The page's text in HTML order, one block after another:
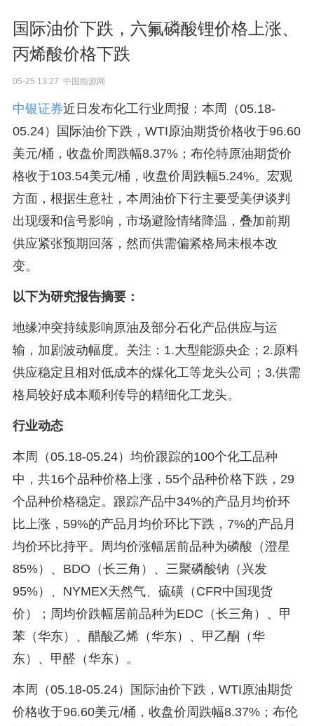
国际油价下跌，六氟磷酸锂价格上涨、
丙烯酸价格下跌
05-25 13:27 中国能源网
中银证券近日发布化工行业周报：本周（05.18-
05.24）国际油价下跌，WTI原油期货价格收于96.60
美元/桶，收盘价周跌幅8.37%；布伦特原油期货价
格收于103.54美元/桶，收盘价周跌幅5.24%。宏观
方面，根据生意社，本周油价下行主要受美伊谈判
出现缓和信号影响，市场避险情绪降温，叠加前期
供应紧张预期回落，然而供需偏紧格局未根本改
变。
以下为研究报告摘要：
地缘冲突持续影响原油及部分石化产品供应与运
输，加剧波动幅度。关注：1.大型能源央企；2.原料
供应稳定且相对低成本的煤化工等龙头公司；3.供需
格局较好成本顺利传导的精细化工龙头。
行业动态
本周（05.18-05.24）均价跟踪的100个化工品种
中，共16个品种价格上涨，55个品种价格下跌，29
个品种价格稳定。跟踪产品中34%的产品月均价环
比上涨，59%的产品月均价环比下跌，7%的产品月
均价环比持平。周均价涨幅居前品种为磷酸（澄星
85%）、BDO（长三角）、三聚磷酸钠（兴发
95%）、NYMEX天然气、硫磺（CFR中国现货
价）；周均价跌幅居前品种为EDC（长三角）、甲
苯（华东）、醋酸乙烯（华东）、甲乙酮（华
东）、甲醛（华东）。
本周（05.18-05.24）国际油价下跌，WTI原油期货
价格收于96.60美元/桶，收盘价周跌幅8.37%；布伦